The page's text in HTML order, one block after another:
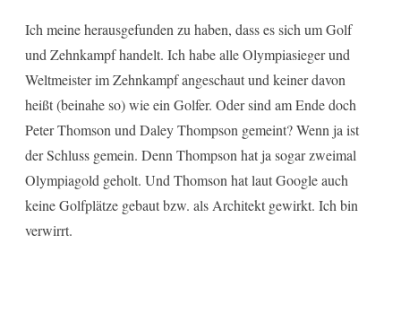
Ich meine herausgefunden zu haben, dass es sich um Golf
und Zehnkampf handelt. Ich habe alle Olympiasieger und
Weltmeister im Zehnkampf angeschaut und keiner davon
heißt (beinahe so) wie ein Golfer. Oder sind am Ende doch
Peter Thomson und Daley Thompson gemeint? Wenn ja ist
der Schluss gemein. Denn Thompson hat ja sogar zweimal
Olympiagold geholt. Und Thomson hat laut Google auch
keine Golfplätze gebaut bzw. als Architekt gewirkt. Ich bin
verwirrt.